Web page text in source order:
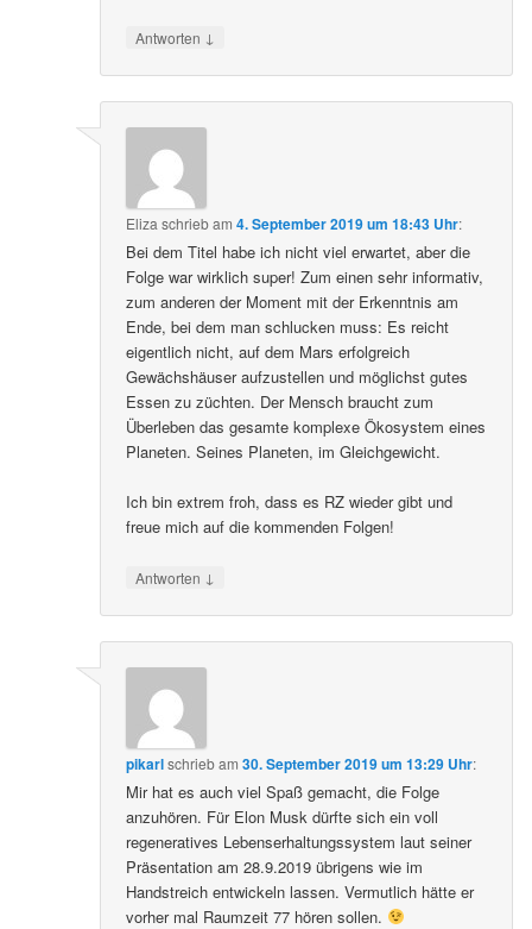
Antworten ↓
Eliza schriebam4. September 2019 um 18:43 Uhr:
Bei dem Titel habe ich nicht viel erwartet, aber die
Folge war wirklich super! Zum einen sehr informativ,
zum anderen der Moment mit der Erkenntnis am
Ende, bei dem man schlucken muss: Es reicht
eigentlich nicht, auf dem Mars erfolgreich
Gewächshäuser aufzustellen und möglichst gutes
Essen zu züchten. Der Mensch braucht zum
Überleben das gesamte komplexe Ökosystem eines
Planeten. Seines Planeten, im Gleichgewicht.
Ich bin extrem froh, dass es RZ wieder gibt und
freue mich auf die kommenden Folgen!
Antworten ↓
pikarlschriebam30. September 2019 um 13:29 Uhr:
Mir hat es auch viel Spaß gemacht, die Folge
anzuhören. Für Elon Musk dürfte sich ein voll
regeneratives Lebenserhaltungssystem laut seiner
Präsentation am 28.9.2019 übrigens wie im
Handstreich entwickeln lassen. Vermutlich hätte er
vorher mal Raumzeit 77 hören sollen.